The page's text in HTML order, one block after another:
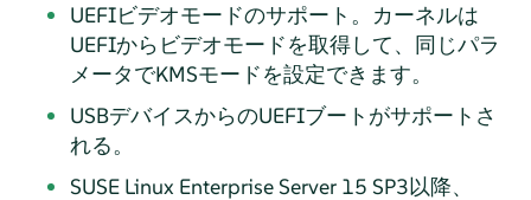
UEFIビデオモードのサポート。カーネルは
UEFIからビデオモードを取得して、同じパラ
メータでKMSモードを設定できます。
USBデバイスからのUEFIブートがサポートさ
れる。
SUSE Linux Enterprise Server 15 SP3以降、